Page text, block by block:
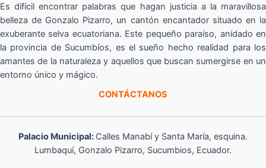
Es difícil encontrar palabras que hagan justicia a la maravillosa
belleza de Gonzalo Pizarro, un cantón encantador situado en la
exuberante selva ecuatoriana. Este pequeño paraíso, anidado en
la provincia de Sucumbíos, es el sueño hecho realidad para los
amantes de la naturaleza y aquellos que buscan sumergirse en un
entorno único y mágico.
CONTÁCTANOS
Palacio Municipal: Calles Manabí y Santa María, esquina.
Lumbaquí, Gonzalo Pizarro, Sucumbios, Ecuador.